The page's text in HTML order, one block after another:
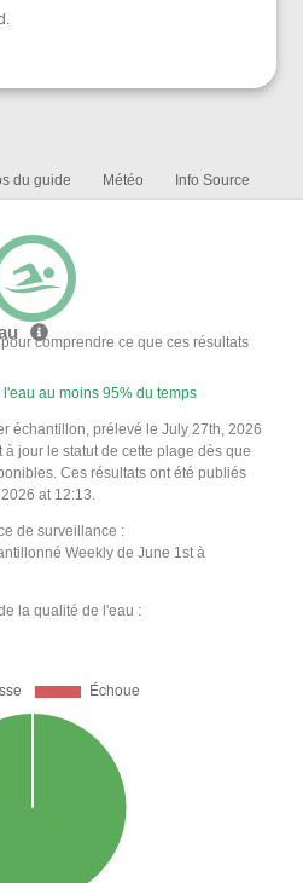
du guide Météo Info Source
comprendre ce que ces résultats
au moins 95% du temps
échantillon, prélevé le July 27th, 2026
à jour le statut de cette plage dès que
Ces résultats ont été publiés
at 12:13.
de surveillance :
Weekly de June 1st à
la qualité de l'eau :